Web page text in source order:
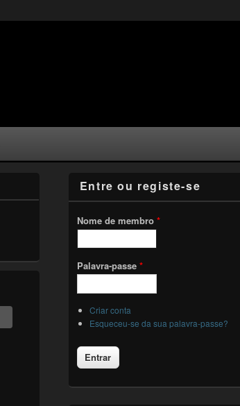
Entre ou registe-se
Nome de membro *
Palavra-passe *
Criar conta
Esqueceu-se da sua palavra-passe?